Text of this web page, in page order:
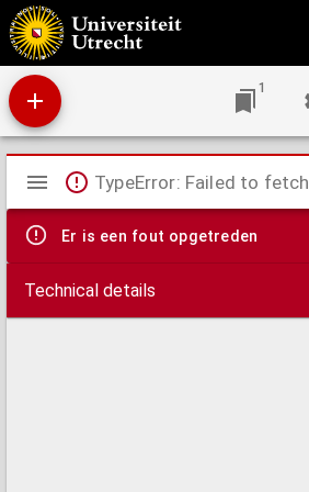
De exterioris et interioris hominis compositione
1
Mirador
viewer
TypeError: Failed to fetch
Er is een fout opgetreden
Technical details